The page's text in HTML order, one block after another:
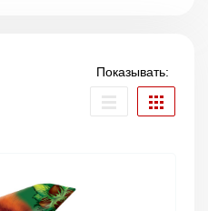
Показывать: